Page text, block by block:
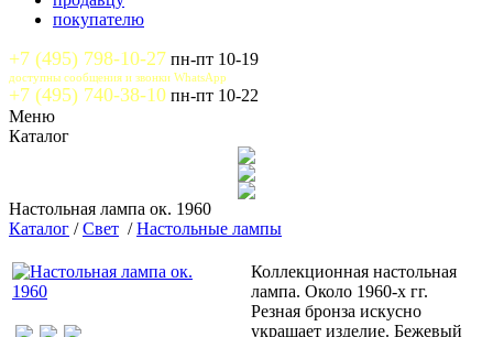
покупателю
+7 (495) 798-10-27 пн-пт 10-19
доступны сообщения и звонки WhatsApp
+7 (495) 740-38-10 пн-пт 10-22
Меню
Каталог
Настольная лампа ок. 1960
Каталог /Свет /Настольные лампы
Коллекционная настольная
лампа. Около 1960-х гг.
Резная бронза искусно
украшает изделие. Бежевый